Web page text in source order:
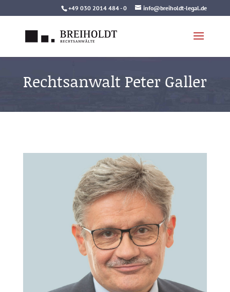
to
+49 030 2014 484 - 0 info@breiholdt-legal.de
Rechtsanwalt Peter Galler